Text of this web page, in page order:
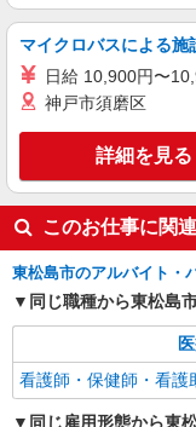
マイクロバスによる
日給 10,900円〜
神戸市須磨区
詳細を見る
このお仕事に関
東松島市のアルバイト・
同じ職種から東松島
看護師・保健師・看護
同じ雇用形態から東